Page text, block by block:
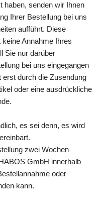
haben, senden wir Ihnen
Ihrer Bestellung bei uns
aufführt. Diese
Annahme Ihres
Sie nur darüber
bei uns eingegangen
durch die Zusendung
oder eine ausdrückliche
es sei denn, es wird
zwei Wochen
GmbH innerhalb
oder
kann.